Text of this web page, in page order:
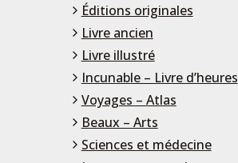
Éditions originales
Livre ancien
Livre illustré
Incunable – Livre d’heures
Voyages – Atlas
Beaux – Arts
Sciences et médecine